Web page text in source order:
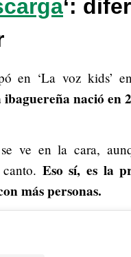
‘:
en ‘La voz kids’
nació en
ve en la cara,
Eso sí, es la
más personas.